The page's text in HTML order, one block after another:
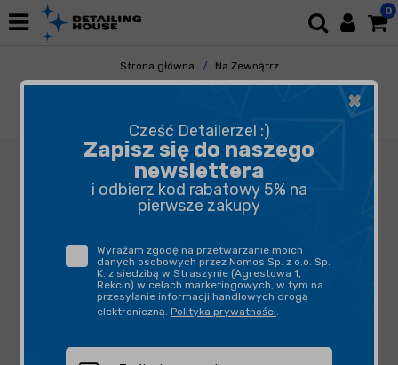
0
Strona główna
Na Zewnątrz
Mycie i Osuszanie
Rękawice i Gąbki
×
Cześć Detailerze! :)
Zapisz się do naszego
newslettera
i odbierz kod rabatowy 5% na
pierwsze zakupy
Wyrażam zgodę na przetwarzanie moich
danych osobowych przez Nomos Sp. z o.o. Sp.
K. z siedzibą w Straszynie (Agrestowa 1,
Rekcin) w celach marketingowych, w tym na
przesyłanie informacji handlowych drogą
elektroniczną. Polityka prywatności.